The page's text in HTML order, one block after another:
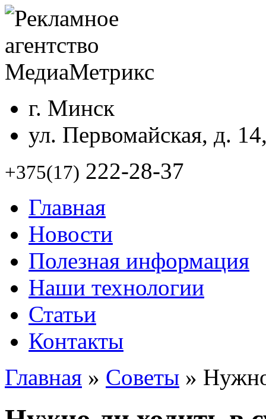
г. Минск
ул. Первомайская, д.
+375(17) 222-28-37
Главная
Новости
Полезная информация
Наши технологии
Статьи
Контакты
Главная » Советы »